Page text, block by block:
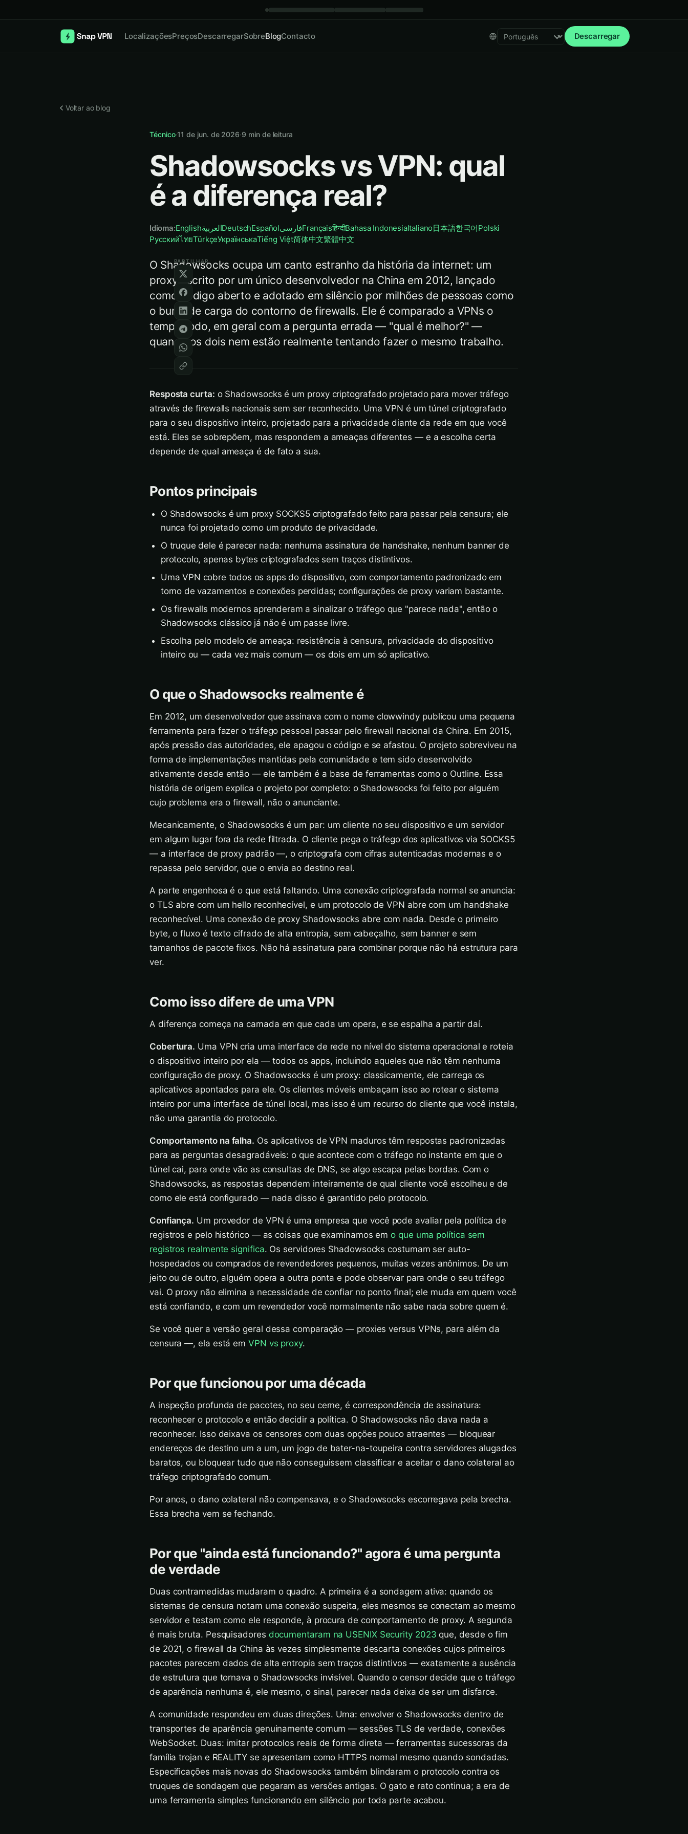
LocalizaçõesPreçosDescarregarSobreBlogContacto
Select language
Descarregar
Voltar ao blog
Técnico·11 de jun. de 2026·9 min de leitura
Shadowsocks vs VPN: qual
é a diferença real?
Idioma:EnglishالعربيةDeutschEspañolفارسیFrançaisहिन्दीBahasa IndonesiaItaliano日本語한국어Polski
РусскийไทยTürkçeУкраїнськаTiếng Việt简体中文繁體中文
O Shadowsocks ocupa um canto estranho da história da internet: um
proxy escrito por um único desenvolvedor na China em 2012, lançado
como código aberto e adotado em silêncio por milhões de pessoas como
o burro de carga do contorno de firewalls. Ele é comparado a VPNs o
tempo todo, em geral com a pergunta errada — "qual é melhor?" —
quando os dois nem estão realmente tentando fazer o mesmo trabalho.
Resposta curta: o Shadowsocks é um proxy criptografado projetado para mover tráfego
através de firewalls nacionais sem ser reconhecido. Uma VPN é um túnel criptografado
para o seu dispositivo inteiro, projetado para a privacidade diante da rede em que você
está. Eles se sobrepõem, mas respondem a ameaças diferentes — e a escolha certa
depende de qual ameaça é de fato a sua.
Pontos principais
O Shadowsocks é um proxy SOCKS5 criptografado feito para passar pela censura; ele
nunca foi projetado como um produto de privacidade.
O truque dele é parecer nada: nenhuma assinatura de handshake, nenhum banner de
protocolo, apenas bytes criptografados sem traços distintivos.
Uma VPN cobre todos os apps do dispositivo, com comportamento padronizado em
torno de vazamentos e conexões perdidas; configurações de proxy variam bastante.
Os firewalls modernos aprenderam a sinalizar o tráfego que "parece nada", então o
Shadowsocks clássico já não é um passe livre.
Escolha pelo modelo de ameaça: resistência à censura, privacidade do dispositivo
inteiro ou — cada vez mais comum — os dois em um só aplicativo.
O que o Shadowsocks realmente é
Em 2012, um desenvolvedor que assinava com o nome clowwindy publicou uma pequena
ferramenta para fazer o tráfego pessoal passar pelo firewall nacional da China. Em 2015,
após pressão das autoridades, ele apagou o código e se afastou. O projeto sobreviveu na
forma de implementações mantidas pela comunidade e tem sido desenvolvido
ativamente desde então — ele também é a base de ferramentas como o Outline. Essa
história de origem explica o projeto por completo: o Shadowsocks foi feito por alguém
cujo problema era o firewall, não o anunciante.
Mecanicamente, o Shadowsocks é um par: um cliente no seu dispositivo e um servidor
em algum lugar fora da rede filtrada. O cliente pega o tráfego dos aplicativos via SOCKS5
— a interface de proxy padrão —, o criptografa com cifras autenticadas modernas e o
repassa pelo servidor, que o envia ao destino real.
A parte engenhosa é o que está faltando. Uma conexão criptografada normal se anuncia:
o TLS abre com um hello reconhecível, e um protocolo de VPN abre com um handshake
reconhecível. Uma conexão de proxy Shadowsocks abre com nada. Desde o primeiro
byte, o fluxo é texto cifrado de alta entropia, sem cabeçalho, sem banner e sem
tamanhos de pacote fixos. Não há assinatura para combinar porque não há estrutura para
ver.
Como isso difere de uma VPN
A diferença começa na camada em que cada um opera, e se espalha a partir daí.
Cobertura. Uma VPN cria uma interface de rede no nível do sistema operacional e roteia
o dispositivo inteiro por ela — todos os apps, incluindo aqueles que não têm nenhuma
configuração de proxy. O Shadowsocks é um proxy: classicamente, ele carrega os
aplicativos apontados para ele. Os clientes móveis embaçam isso ao rotear o sistema
inteiro por uma interface de túnel local, mas isso é um recurso do cliente que você instala,
não uma garantia do protocolo.
Comportamento na falha. Os aplicativos de VPN maduros têm respostas padronizadas
para as perguntas desagradáveis: o que acontece com o tráfego no instante em que o
túnel cai, para onde vão as consultas de DNS, se algo escapa pelas bordas. Com o
Shadowsocks, as respostas dependem inteiramente de qual cliente você escolheu e de
como ele está configurado — nada disso é garantido pelo protocolo.
Confiança. Um provedor de VPN é uma empresa que você pode avaliar pela política de
registros e pelo histórico — as coisas que examinamos em o que uma política sem
registros realmente significa. Os servidores Shadowsocks costumam ser auto-
hospedados ou comprados de revendedores pequenos, muitas vezes anônimos. De um
jeito ou de outro, alguém opera a outra ponta e pode observar para onde o seu tráfego
vai. O proxy não elimina a necessidade de confiar no ponto final; ele muda em quem você
está confiando, e com um revendedor você normalmente não sabe nada sobre quem é.
Se você quer a versão geral dessa comparação — proxies versus VPNs, para além da
censura —, ela está emVPN vs proxy.
Por que funcionou por uma década
A inspeção profunda de pacotes, no seu cerne, é correspondência de assinatura:
reconhecer o protocolo e então decidir a política. O Shadowsocks não dava nada a
reconhecer. Isso deixava os censores com duas opções pouco atraentes — bloquear
endereços de destino um a um, um jogo de bater-na-toupeira contra servidores alugados
baratos, ou bloquear tudo que não conseguissem classificar e aceitar o dano colateral ao
tráfego criptografado comum.
Por anos, o dano colateral não compensava, e o Shadowsocks escorregava pela brecha.
Essa brecha vem se fechando.
Por que "ainda está funcionando?" agora é uma pergunta
de verdade
Duas contramedidas mudaram o quadro. A primeira é a sondagem ativa: quando os
sistemas de censura notam uma conexão suspeita, eles mesmos se conectam ao mesmo
servidor e testam como ele responde, à procura de comportamento de proxy. A segunda
é mais bruta. Pesquisadores documentaram na USENIX Security 2023 que, desde o fim
de 2021, o firewall da China às vezes simplesmente descarta conexões cujos primeiros
pacotes parecem dados de alta entropia sem traços distintivos — exatamente a ausência
de estrutura que tornava o Shadowsocks invisível. Quando o censor decide que o tráfego
de aparência nenhuma é, ele mesmo, o sinal, parecer nada deixa de ser um disfarce.
A comunidade respondeu em duas direções. Uma: envolver o Shadowsocks dentro de
transportes de aparência genuinamente comum — sessões TLS de verdade, conexões
WebSocket. Duas: imitar protocolos reais de forma direta — ferramentas sucessoras da
família trojan e REALITY se apresentam como HTTPS normal mesmo quando sondadas.
Especificações mais novas do Shadowsocks também blindaram o protocolo contra os
truques de sondagem que pegaram as versões antigas. O gato e rato continua; a era de
uma ferramenta simples funcionando em silêncio por toda parte acabou.
PARTILHAR